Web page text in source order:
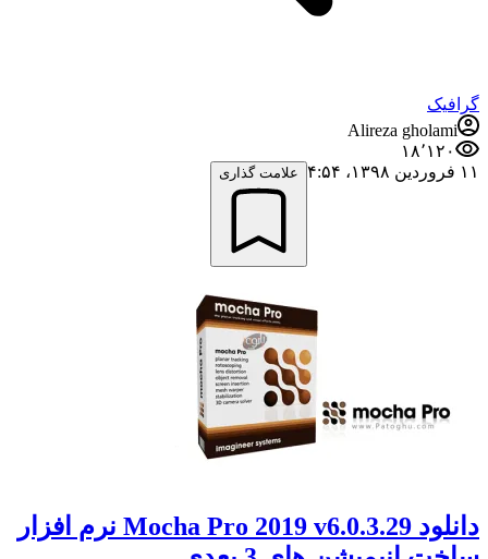
گرافیک
Alireza gholami
۱۸٬۱۲۰
۱۱ فروردین ۱۳۹۸،‏ ۴:۵۴
علامت گذاری
دانلود Mocha Pro 2019 v6.0.3.29 نرم افزار